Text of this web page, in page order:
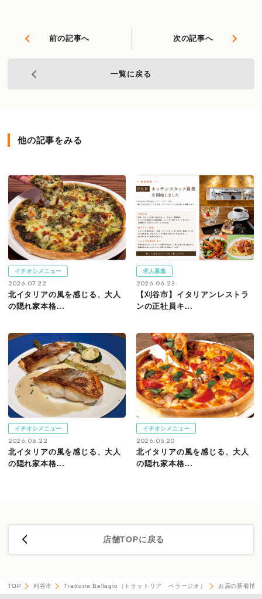
前の記事へ 次の記事へ
一覧に戻る
他の記事をみる
イチオシメニュー
2026.07.22
北イタリアの風を感じる、大人
の隠れ家本格...
求人募集
2026.06.23
【刈谷市】イタリアンレストラ
ンの正社員キ...
イチオシメニュー
2026.06.22
北イタリアの風を感じる、大人
の隠れ家本格...
イチオシメニュー
2026.05.20
北イタリアの風を感じる、大人
の隠れ家本格...
店舗TOPに戻る
TOP 刈谷市 Trattoria Bellagio（トラットリア ベラージオ） お店の新着情報